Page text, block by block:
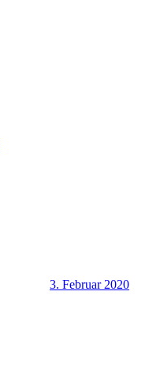
3. Februar 2020